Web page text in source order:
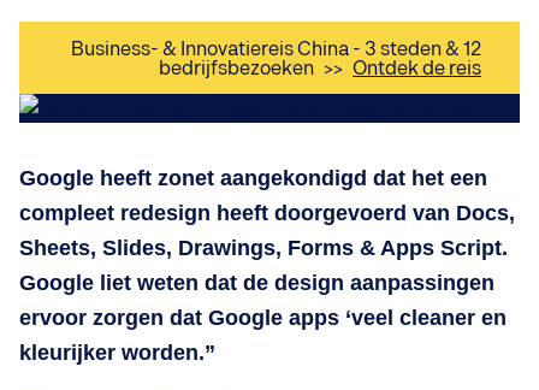
Business- & Innovatiereis China - 3 steden & 12
bedrijfsbezoeken >> Ontdek de reis
Google heeft zonet aangekondigd dat het een
compleet redesign heeft doorgevoerd van Docs,
Sheets, Slides, Drawings, Forms & Apps Script.
Google liet weten dat de design aanpassingen
ervoor zorgen dat Google apps ‘veel cleaner en
kleurijker worden.”